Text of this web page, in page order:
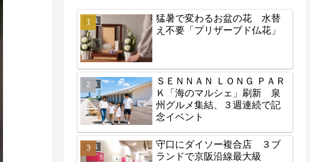
地域
猛暑で変わるお盆の花 水替
え不要「プリザーブド仏花」
地域
ＳＥＮＮＡＮ ＬＯＮＧ ＰＡＲ
Ｋ「海のマルシェ」刷新 泉
州グルメ集結、３週連続で記
念イベント
地域
守口にダイソー複合店 ３ブ
ランドで京阪沿線最大級